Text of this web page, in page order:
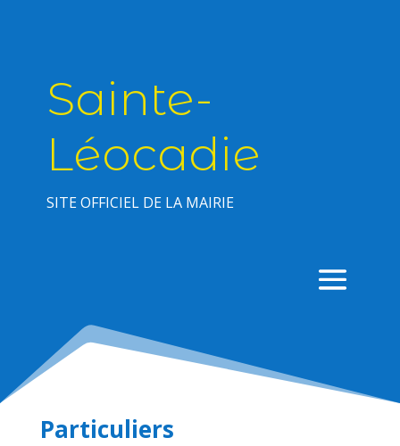
Sainte-
Léocadie
SITE OFFICIEL DE LA MAIRIE
Particuliers